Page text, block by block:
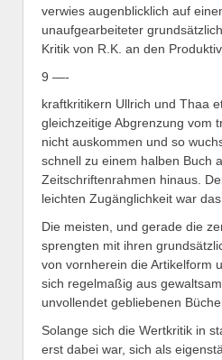
verwies augenblicklich auf
unaufgearbeiteter
Kritik von R.K. an den Produktiv
9 —-
kraftkritikern Ullrich und Thaa
gleichzeitige Abgrenzung vom
nicht auskommen und so
schnell zu einem halben Buch
Zeitschriftenrahmen hinaus.
leichten Zugänglichkeit war
Die meisten, und gerade die
sprengten mit ihren
von vornherein die Artikelform
sich regelmaßig aus
unvollendet gebliebenen
Solange sich die Wertkritik in
erst dabei war, sich als